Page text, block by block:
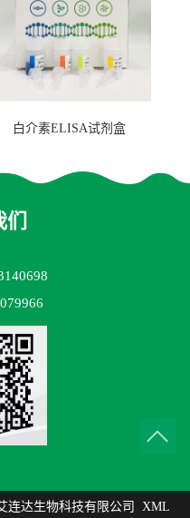
白介素ELISA试剂盒
连达生物科技有限公司 XML